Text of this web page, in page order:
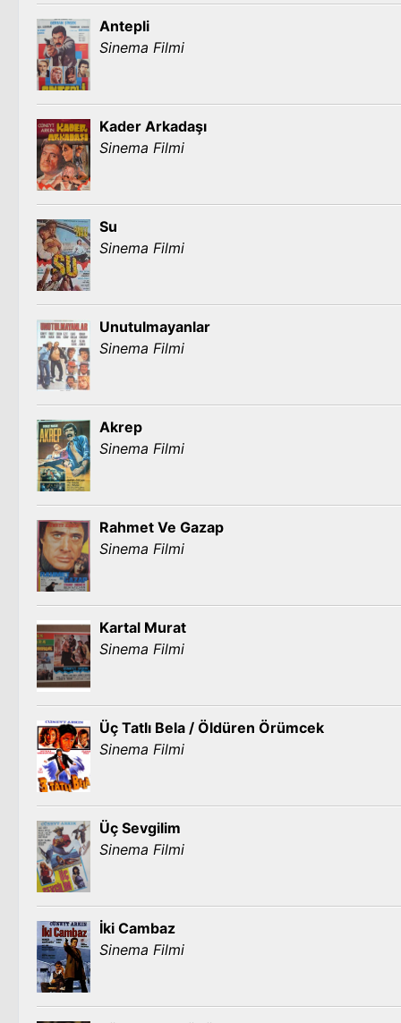
Antepli
Sinema Filmi
Kader Arkadaşı
Sinema Filmi
Su
Sinema Filmi
Unutulmayanlar
Sinema Filmi
Akrep
Sinema Filmi
Rahmet Ve Gazap
Sinema Filmi
Kartal Murat
Sinema Filmi
Üç Tatlı Bela / Öldüren Örümcek
Sinema Filmi
Üç Sevgilim
Sinema Filmi
İki Cambaz
Sinema Filmi